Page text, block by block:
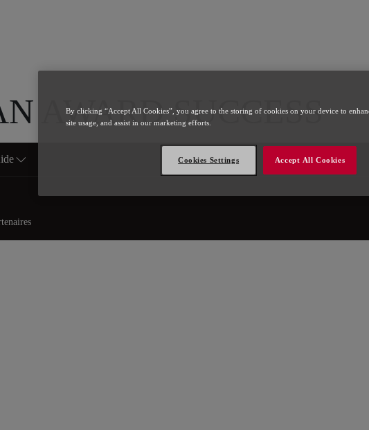
accueil
AWARD SUCCESS
site
By clicking “Accept All Cookies”, you agree to the storing of cookies on your device to
site usage, and assist in our marketing efforts.
Accept All Cookies
Cookies Settings